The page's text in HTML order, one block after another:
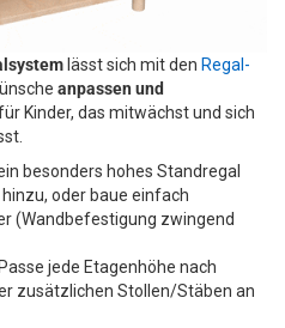
lässt sich mit den Regal-
anpassen und
Kinder, das mitwächst und sich
besonders hohes Standregal
oder baue einfach
(Wandbefestigung zwingend
jede Etagenhöhe nach
zusätzlichen Stollen/Stäben an